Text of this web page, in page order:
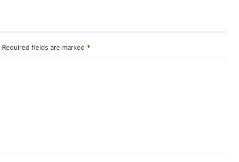
Required fields are marked *